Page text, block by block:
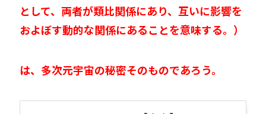
として、両者が類比関係にあり、互いに影響を
およぼす動的な関係にあることを意味する。）
は、 多次元宇宙の秘密そのものであろう。